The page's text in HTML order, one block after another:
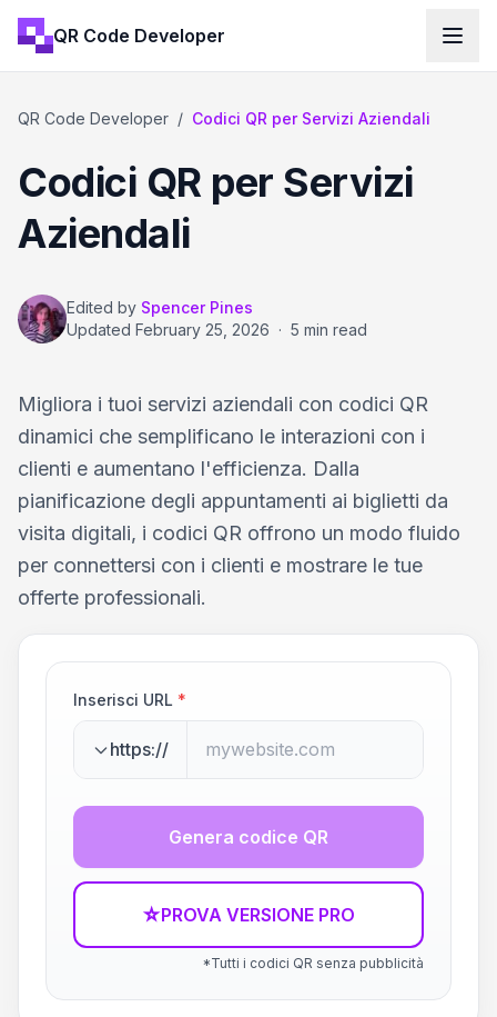
QR Code Developer
QR Code Developer / Codici QR per Servizi Aziendali
Codici QR per Servizi
Aziendali
Edited by Spencer Pines
Updated February 25, 2026 · 5 min read
Migliora i tuoi servizi aziendali con codici QR
dinamici che semplificano le interazioni con i
clienti e aumentano l'efficienza. Dalla
pianificazione degli appuntamenti ai biglietti da
visita digitali, i codici QR offrono un modo fluido
per connettersi con i clienti e mostrare le tue
offerte professionali.
Inserisci URL *
https://
Genera codice QR
☆PROVA VERSIONE PRO
*Tutti i codici QR senza pubblicità